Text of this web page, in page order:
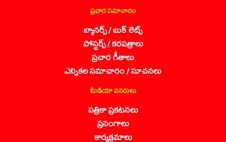
ప్రచార సమాచారం
బ్యానర్స్ / బుక్ లెట్స్
పోస్టర్స్ / కరపత్రాలు
ప్రచార గీతాలు
ఎన్నికల సమాచారం / సూచనలు
మీడియా వనరులు
పత్రికా ప్రకటనలు
ప్రసంగాలు
కార్యక్రమాలు